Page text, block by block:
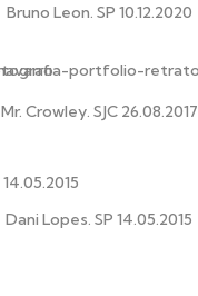
Bruno Leon. SP 10.12.2020
Mr. Crowley. SJC 26.08.2017
Dani Lopes. SP 14.05.2015